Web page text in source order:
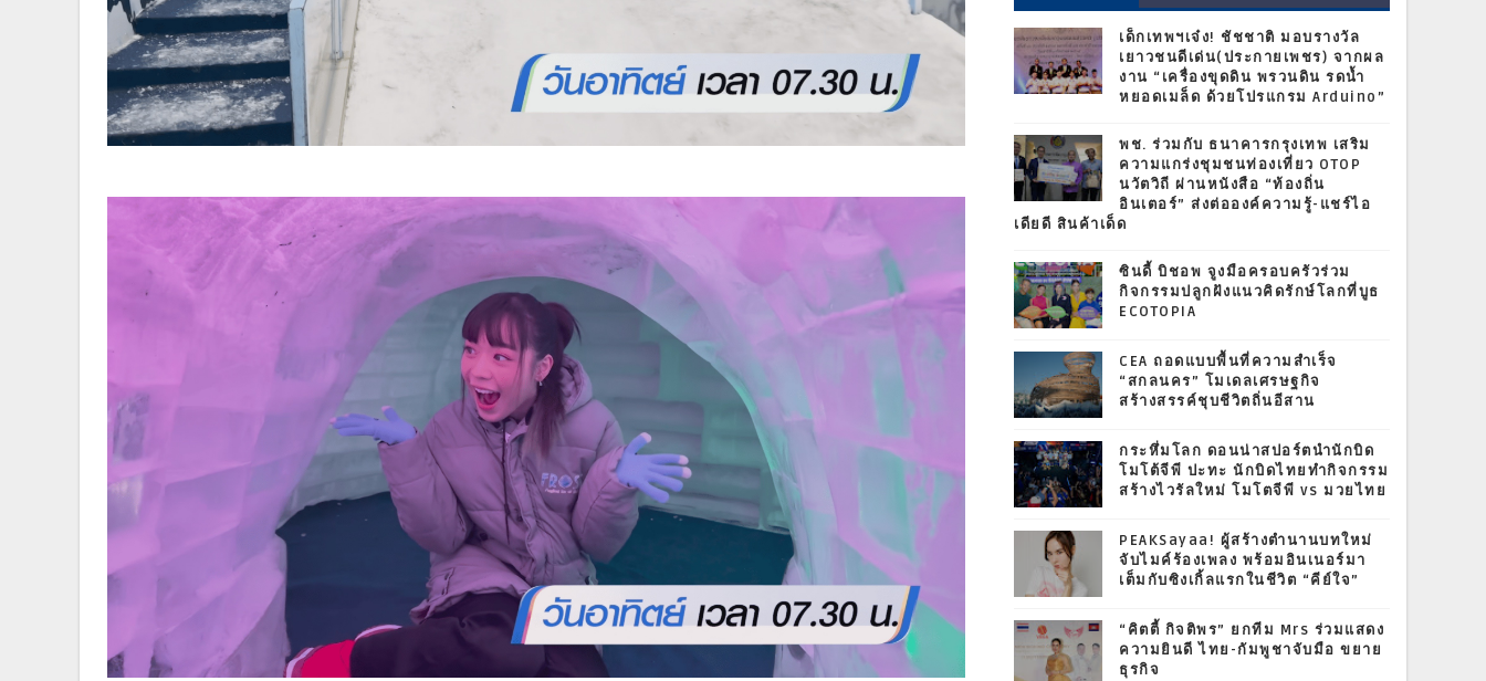
เด็กเทพฯเจ๋ง! ชัชชาติ มอบรางวัล
เยาวชนดีเด่น(ประกายเพชร) จากผล
งาน “เครื่องขุดดิน พรวนดิน รดน้ำ
หยอดเมล็ด ด้วยโปรแกรม Arduino”
พช. ร่วมกับ ธนาคารกรุงเทพ เสริม
ความแกร่งชุมชนท่องเที่ยว OTOP
นวัตวิถี ผ่านหนังสือ “ท้องถิ่น
อินเตอร์” ส่งต่อองค์ความรู้-แชร์ไอ
เดียดี สินค้าเด็ด
ซินดี้ บิชอพ จูงมือครอบครัวร่วม
กิจกรรมปลูกฝังแนวคิดรักษ์โลกที่บูธ
ECOTOPIA
CEA ถอดแบบพื้นที่ความสำเร็จ
“สกลนคร” โมเดลเศรษฐกิจ
สร้างสรรค์ชุบชีวิตถิ่นอีสาน
กระหึ่มโลก ดอนน่าสปอร์ตนำนักบิด
โมโต้จีพี ปะทะ นักบิดไทยทำกิจกรรม
สร้างไวรัลใหม่ โมโตจีพี vs มวยไทย
PEAKSayaa! ผู้สร้างตำนานบทใหม่
จับไมค์ร้องเพลง พร้อมอินเนอร์มา
เต็มกับซิงเกิ้ลแรกในชีวิต “คีย์ใจ”
“คิตตี้ กิจติพร” ยกทีม Mrs ร่วมแสดง
ความยินดี ไทย-กัมพูชาจับมือ ขยาย
ธุรกิจ